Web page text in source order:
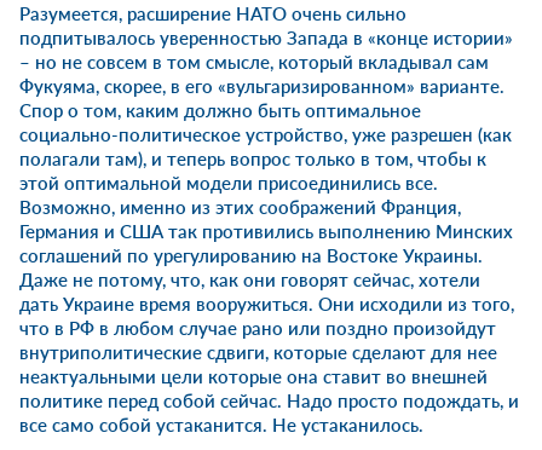
Разумеется, расширение НАТО очень сильно
подпитывалось уверенностью Запада в «конце истории»
– но не совсем в том смысле, который вкладывал сам
Фукуяма, скорее, в его «вульгаризированном» варианте.
Спор о том, каким должно быть оптимальное
социально-политическое устройство, уже разрешен (как
полагали там), и теперь вопрос только в том, чтобы к
этой оптимальной модели присоединились все.
Возможно, именно из этих соображений Франция,
Германия и США так противились выполнению Минских
соглашений по урегулированию на Востоке Украины.
Даже не потому, что, как они говорят сейчас, хотели
дать Украине время вооружиться. Они исходили из того,
что в РФ в любом случае рано или поздно произойдут
внутриполитические сдвиги, которые сделают для нее
неактуальными цели которые она ставит во внешней
политике перед собой сейчас. Надо просто подождать, и
все само собой устаканится. Не устаканилось.